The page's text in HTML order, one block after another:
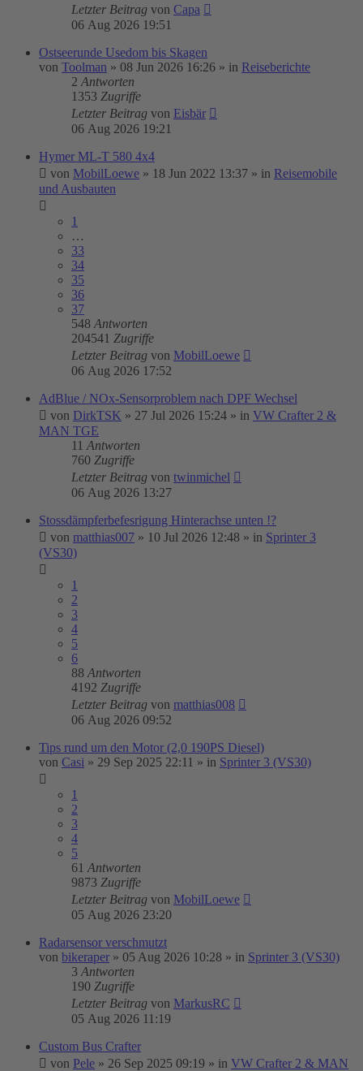
Letzter Beitrag von Capa
06 Aug 2026 19:51
Ostseerunde Usedom bis Skagen
von Toolman » 08 Jun 2026 16:26 » in Reiseberichte
2 Antworten
1353 Zugriffe
Letzter Beitrag von Eisbär
06 Aug 2026 19:21
Hymer ML-T 580 4x4
von MobilLoewe » 18 Jun 2022 13:37 » in Reisemobile
und Ausbauten
1
…
33
34
35
36
37
548 Antworten
204541 Zugriffe
Letzter Beitrag von MobilLoewe
06 Aug 2026 17:52
AdBlue / NOx-Sensorproblem nach DPF Wechsel
von DirkTSK » 27 Jul 2026 15:24 » in VW Crafter 2 &
MAN TGE
11 Antworten
760 Zugriffe
Letzter Beitrag von twinmichel
06 Aug 2026 13:27
Stossdämpferbefesrigung Hinterachse unten !?
von matthias007 » 10 Jul 2026 12:48 » in Sprinter 3
(VS30)
1
2
3
4
5
6
88 Antworten
4192 Zugriffe
Letzter Beitrag von matthias008
06 Aug 2026 09:52
Tips rund um den Motor (2,0 190PS Diesel)
von Casi » 29 Sep 2025 22:11 » in Sprinter 3 (VS30)
1
2
3
4
5
61 Antworten
9873 Zugriffe
Letzter Beitrag von MobilLoewe
05 Aug 2026 23:20
Radarsensor verschmutzt
von bikeraper » 05 Aug 2026 10:28 » in Sprinter 3 (VS30)
3 Antworten
190 Zugriffe
Letzter Beitrag von MarkusRC
05 Aug 2026 11:19
Custom Bus Crafter
von Pele » 26 Sep 2025 09:19 » in VW Crafter 2 & MAN